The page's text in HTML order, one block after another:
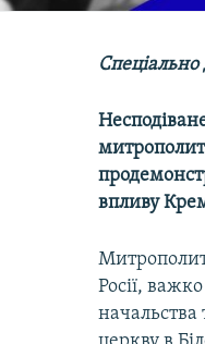
Спеціально
впливу
Росії,
начальства